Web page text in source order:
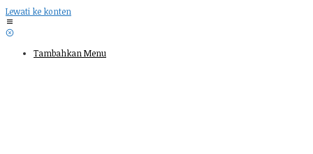
Lewati ke konten
Tambahkan Menu